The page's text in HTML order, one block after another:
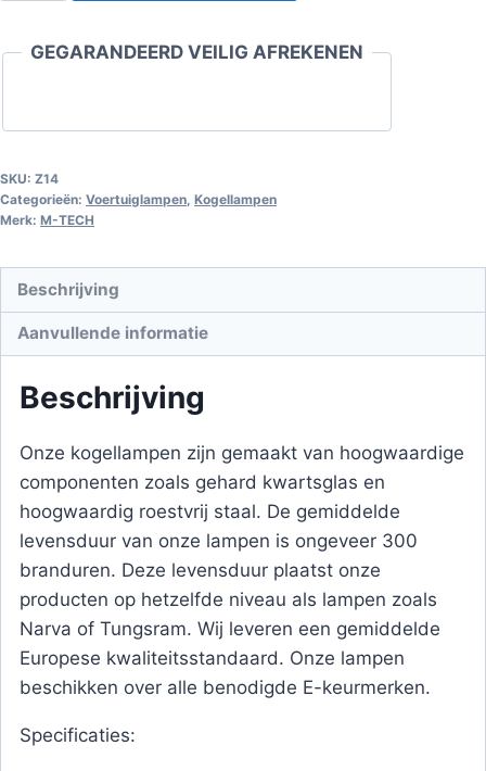
S25
aantal
GEGARANDEERD VEILIG AFREKENEN
SKU: Z14
Categorieën: Voertuiglampen, Kogellampen
Merk: M-TECH
Beschrijving
Aanvullende informatie
Beschrijving
Onze kogellampen zijn gemaakt van hoogwaardige
componenten zoals gehard kwartsglas en
hoogwaardig roestvrij staal. De gemiddelde
levensduur van onze lampen is ongeveer 300
branduren. Deze levensduur plaatst onze
producten op hetzelfde niveau als lampen zoals
Narva of Tungsram. Wij leveren een gemiddelde
Europese kwaliteitsstandaard. Onze lampen
beschikken over alle benodigde E-keurmerken.
Specificaties: